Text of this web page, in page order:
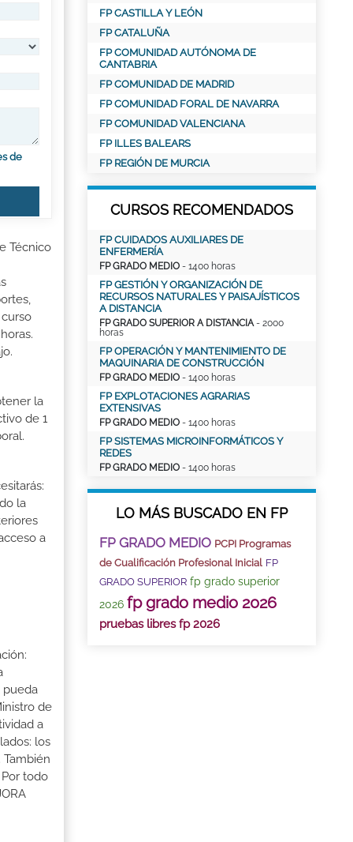
de
Técnico
la
de 1
la
a
pueda
de
a
los
todo
FP CASTILLA Y LEÓN
FP CATALUÑA
FP COMUNIDAD AUTÓNOMA DE
CANTABRIA
FP COMUNIDAD DE MADRID
FP COMUNIDAD FORAL DE NAVARRA
FP COMUNIDAD VALENCIANA
FP ILLES BALEARS
FP REGIÓN DE MURCIA
CURSOS RECOMENDADOS
FP CUIDADOS AUXILIARES DE
ENFERMERÍA
FP GRADO MEDIO - 1400 horas
FP GESTIÓN Y ORGANIZACIÓN DE
RECURSOS NATURALES Y PAISAJÍSTICOS
A DISTANCIA
FP GRADO SUPERIOR A DISTANCIA- 2000
horas
FP OPERACIÓN Y MANTENIMIENTO DE
MAQUINARIA DE CONSTRUCCIÓN
FP GRADO MEDIO - 1400 horas
FP EXPLOTACIONES AGRARIAS
EXTENSIVAS
FP GRADO MEDIO - 1400 horas
FP SISTEMAS MICROINFORMÁTICOS Y
REDES
FP GRADO MEDIO - 1400 horas
LO MÁS BUSCADO EN FP
FP GRADO MEDIO PCPI Programas
de Cualificación Profesional Inicial FP
GRADO SUPERIOR fp grado superior
2026 fp grado medio 2026
pruebas libres fp 2026